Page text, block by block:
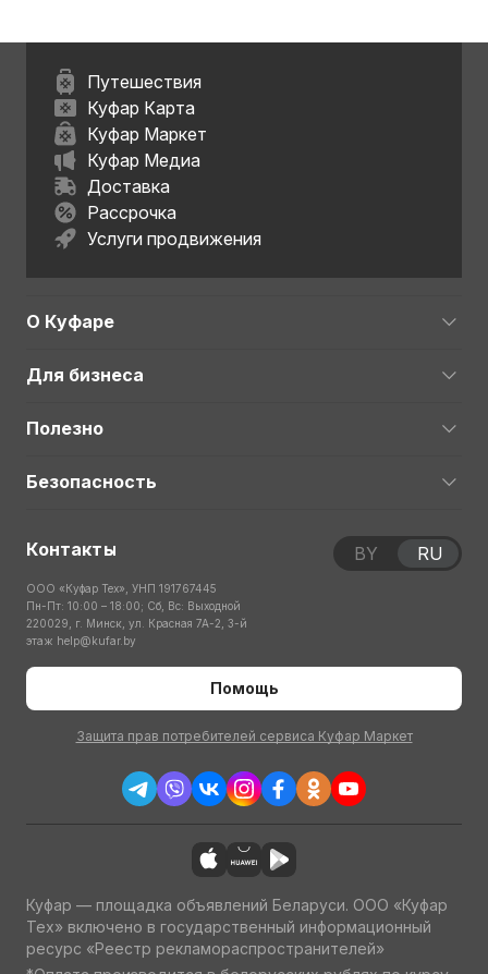
Путешествия
Куфар Карта
Куфар Маркет
Куфар Медиа
Доставка
Рассрочка
Услуги продвижения
О Куфаре
Для бизнеса
Полезно
Безопасность
Контакты
ООО «Куфар Тех», УНП 191767445
Пн-Пт: 10:00 – 18:00; Сб, Вс: Выходной
220029, г. Минск, ул. Красная 7А-2, 3-й
этаж help@kufar.by
Помощь
Защита прав потребителей сервиса Куфар Маркет
BY RU
Куфар — площадка объявлений Беларуси. ООО «Куфар
Тех» включено в государственный информационный
ресурс «Реестр рекламораспространителей»